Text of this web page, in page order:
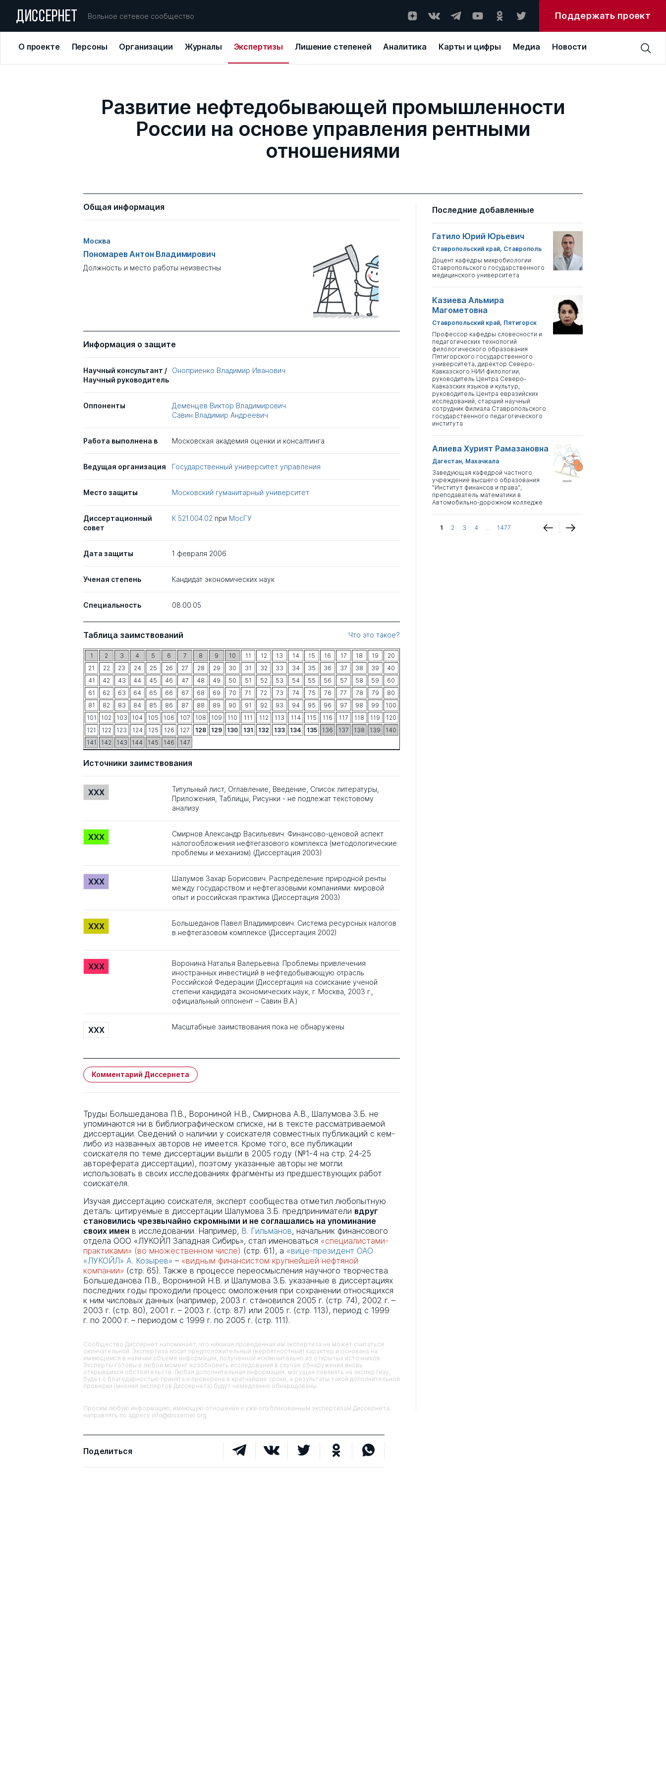
ДИССЕРНЕТ Вольное сетевое сообщество Поддержать проект
О проекте Персоны Организации Журналы Экспертизы Лишение степеней Аналитика Карты и цифры Медиа Новости
Развитие нефтедобывающей промышленности
России на основе управления рентными
отношениями
Общая информация
Москва
Пономарев Антон Владимирович
Должность и место работы неизвестны
Информация о защите
Научный консультант /
Научный руководитель
Оноприенко Владимир Иванович
Оппоненты
Деменцев Виктор Владимирович
Савин Владимир Андреевич
Работа выполнена в Московская академия оценки и консалтинга
Ведущая организация Государственный университет управления
Место защиты Московский гуманитарный университет
Диссертационный
совет
К 521.004.02 при МосГУ
Дата защиты 1 февраля 2006
Ученая степень Кандидат экономических наук
Специальность 08.00.05
Таблица заимствований Что это такое?
1 2 3 4 5 6 7 8 9 10 11 12 13 14 15 16 17 18 19
20
21
22 23 24 25 26 27 28 29 30 31 32 33 34 35 36 37 38 39
40
41
42 43 44 45 46 47 48 49 50 51 52 53 54 55 56 57 58 59
60
61
62 63 64 65 66 67 68 69 70 71 72 73 74 75 76 77 78 79
80
81
82 83 84 85 86 87 88 89 90 91 92 93 94 95 96 97 98 99
100
101
102 103 104 105 106 107 108 109 110 111 112 113 114 115 116 117 118 119
120
121
122 123 124 125 126 127 128 129 130 131 132 133 134 135 136 137 138 139
140
141
142 143 144 145 146 147
Источники заимствования
XXX
Титульный лист, Оглавление, Введение, Список литературы,
Приложения, Таблицы, Рисунки - не подлежат текстовому
анализу
XXX
Смирнов Александр Васильевич. Финансово-ценовой аспект
налогообложения нефтегазового комплекса (методологические
проблемы и механизм) (Диссертация 2003)
XXX
Шалумов Захар Борисович. Распределение природной ренты
между государством и нефтегазовыми компаниями: мировой
опыт и российская практика (Диссертация 2003)
XXX
Большеданов Павел Владимирович. Система ресурсных налогов
в нефтегазовом комплексе (Диссертация 2002)
XXX
Воронина Наталья Валерьевна. Проблемы привлечения
иностранных инвестиций в нефтедобывающую отрасль
Российской Федерации (Диссертация на соискание ученой
степени кандидата экономических наук, г. Москва, 2003 г.,
официальный оппонент – Савин В.А.)
XXX Масштабные заимствования пока не обнаружены
Комментарий Диссернета
Труды Большеданова П.В., Ворониной Н.В., Смирнова А.В., Шалумова З.Б. не
упоминаются ни в библиографическом списке, ни в тексте рассматриваемой
диссертации. Сведений о наличии у соискателя совместных публикаций с кем-
либо из названных авторов не имеется. Кроме того, все публикации
соискателя по теме диссертации вышли в 2005 году (№1-4 на стр. 24-25
автореферата диссертации), поэтому указанные авторы не могли
использовать в своих исследованиях фрагменты из предшествующих работ
соискателя.
Изучая диссертацию соискателя, эксперт сообщества отметил любопытную
деталь: цитируемые в диссертации Шалумова З.Б. предприниматели вдруг
становились чрезвычайно скромными и не соглашались на упоминание
своих имен в исследовании. Например, В. Гильманов, начальник финансового
отдела ООО «ЛУКОЙЛ Западная Сибирь», стал именоваться «специалистами-
практиками» (во множественном числе) (стр. 61), а «вице-президент ОАО
«ЛУКОЙЛ» А. Козырев» – «видным финансистом крупнейшей нефтяной
компании» (стр. 65). Также в процессе переосмысления научного творчества
Большеданова П.В., Ворониной Н.В. и Шалумова З.Б. указанные в диссертациях
последних годы проходили процесс омоложения при сохранении относящихся
к ним числовых данных (например, 2003 г. становился 2005 г. (стр. 74), 2002 г. –
2003 г. (стр. 80), 2001 г. – 2003 г. (стр. 87) или 2005 г. (стр. 113), период с 1999
г. по 2000 г. – периодом с 1999 г. по 2005 г. (стр. 111).
Сообщество Диссернет напоминает, что никакая проведенная им экспертиза не может считаться
окончательной. Экспертиза носит предположительный (вероятностный) характер и основана на
имеющемся в наличии объеме информации, полученной исключительно из открытых источников.
Эксперты готовы в любой момент возобновить исследования в случае обнаружения вновь
открывшихся обстоятельств. Любая дополнительная информация, могущая повлиять на экспертизу,
будет с благодарностью принята и проверена в кратчайшие сроки, а результаты такой дополнительной
проверки (мнения экспертов Диссернета) будут немедленно обнародованы.
Просим любую информацию, имеющую отношение к уже опубликованным экспертизам Диссернета,
направлять по адресу info@dissernet.org
Поделиться
Последние добавленные
Гатило Юрий Юрьевич
Ставропольский край, Ставрополь
Доцент кафедры микробиологии
Ставропольского государственного
медицинского университета
Казиева Альмира
Магометовна
Ставропольский край, Пятигорск
Профессор кафедры словесности и
педагогических технологий
филологического образования
Пятигорского государственного
университета, директор Северо-
Кавказского НИИ филологии,
руководитель Центра Северо-
Кавказских языков и культур,
руководитель Центра евразийских
исследований, старший научный
сотрудник Филиала Ставропольского
государственного педагогического
института
Алиева Хурият Рамазановна
Дагестан, Махачкала
Заведующая кафедрой частного
учреждение высшего образования
"Институт финансов и права";
преподаватель математики в
Автомобильно-дорожном колледже
1 2 3 4 ... 1477